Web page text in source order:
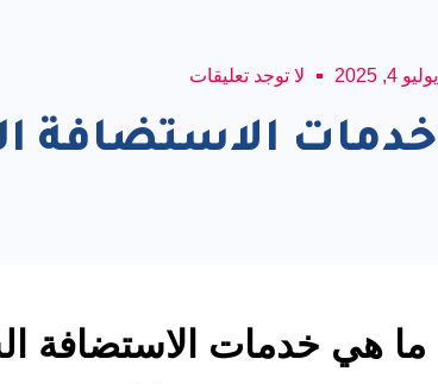
يوليو 4, 2025 لا توجد تعليقات
خدمات الاستضافة
ما هي خدمات الاستضافة